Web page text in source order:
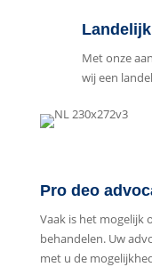
Met onze
wij een
Pro deo
Vaak is het mogelijk
behandelen. Uw
met u de